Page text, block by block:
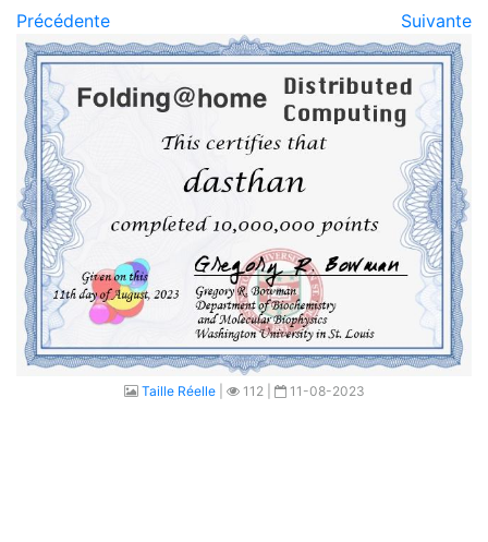
Précédente Suivante
Taille Réelle| 112 | 11-08-2023